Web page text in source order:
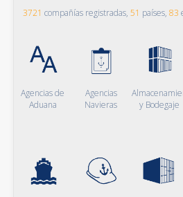
3721 compañías registradas, 51 países, 83
Agencias de
Aduana
Agencias
Navieras
y Bodegaje